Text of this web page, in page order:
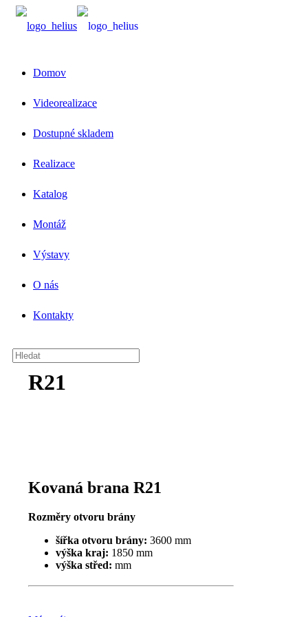
Domov
Videorealizace
Dostupné skladem
Realizace
Katalog
Montáž
Výstavy
O nás
Kontakty
R21
Kovaná brana R21
Rozměry otvoru brány
šířka otvoru brány: 3600 mm
výška kraj: 1850 mm
výška střed: mm